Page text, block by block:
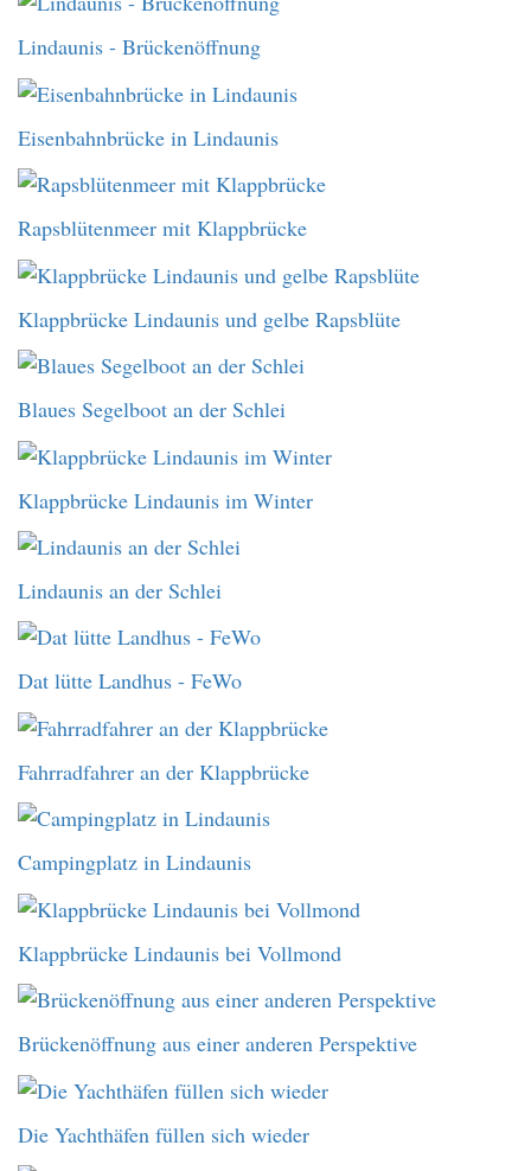
Lindaunis - Brückenöffnung
Eisenbahnbrücke in Lindaunis
Rapsblütenmeer mit Klappbrücke
Klappbrücke Lindaunis und gelbe Rapsblüte
Blaues Segelboot an der Schlei
Klappbrücke Lindaunis im Winter
Lindaunis an der Schlei
Dat lütte Landhus - FeWo
Fahrradfahrer an der Klappbrücke
Campingplatz in Lindaunis
Klappbrücke Lindaunis bei Vollmond
Brückenöffnung aus einer anderen Perspektive
Die Yachthäfen füllen sich wieder